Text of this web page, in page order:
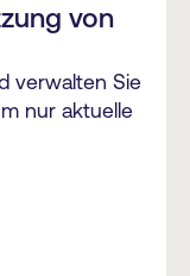
von
verwalten Sie
nur aktuelle